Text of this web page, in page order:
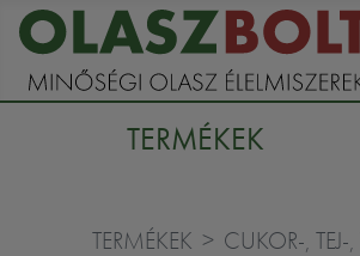
TERMÉKEK
TERMÉKEK CUKOR-, TEJ-